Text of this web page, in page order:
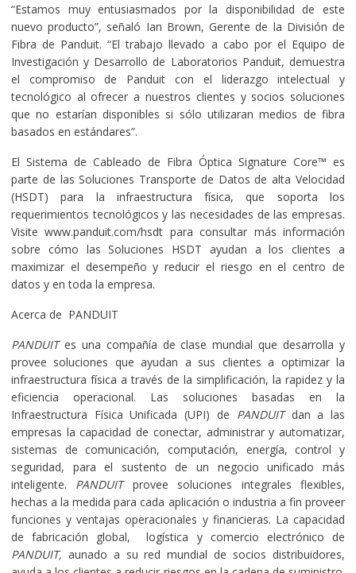
“Estamos muy entusiasmados por la disponibilidad de este
nuevo producto”, señaló Ian Brown, Gerente de la División de
Fibra de Panduit. “El trabajo llevado a cabo por el Equipo de
Investigación y Desarrollo de Laboratorios Panduit, demuestra
el compromiso de Panduit con el liderazgo intelectual y
tecnológico al ofrecer a nuestros clientes y socios soluciones
que no estarían disponibles si sólo utilizaran medios de fibra
basados en estándares”.
El Sistema de Cableado de Fibra Óptica Signature Core™ es
parte de las Soluciones Transporte de Datos de alta Velocidad
(HSDT) para la infraestructura física, que soporta los
requerimientos tecnológicos y las necesidades de las empresas.
Visite www.panduit.com/hsdt para consultar más información
sobre cómo las Soluciones HSDT ayudan a los clientes a
maximizar el desempeño y reducir el riesgo en el centro de
datos y en toda la empresa.
Acerca de PANDUIT
PANDUITes una compañía de clase mundial que desarrolla y
provee soluciones que ayudan a sus clientes a optimizar la
infraestructura física a través de la simplificación, la rapidez y la
eficiencia operacional. Las soluciones basadas en la
Infraestructura Física Unificada (UPI) de PANDUITdan a las
empresas la capacidad de conectar, administrar y automatizar,
sistemas de comunicación, computación, energía, control y
seguridad, para el sustento de un negocio unificado más
inteligente. PANDUITprovee soluciones integrales flexibles,
hechas a la medida para cada aplicación o industria a fin proveer
funciones y ventajas operacionales y financieras. La capacidad
de fabricación global, logística y comercio electrónico de
PANDUIT, aunado a su red mundial de socios distribuidores,